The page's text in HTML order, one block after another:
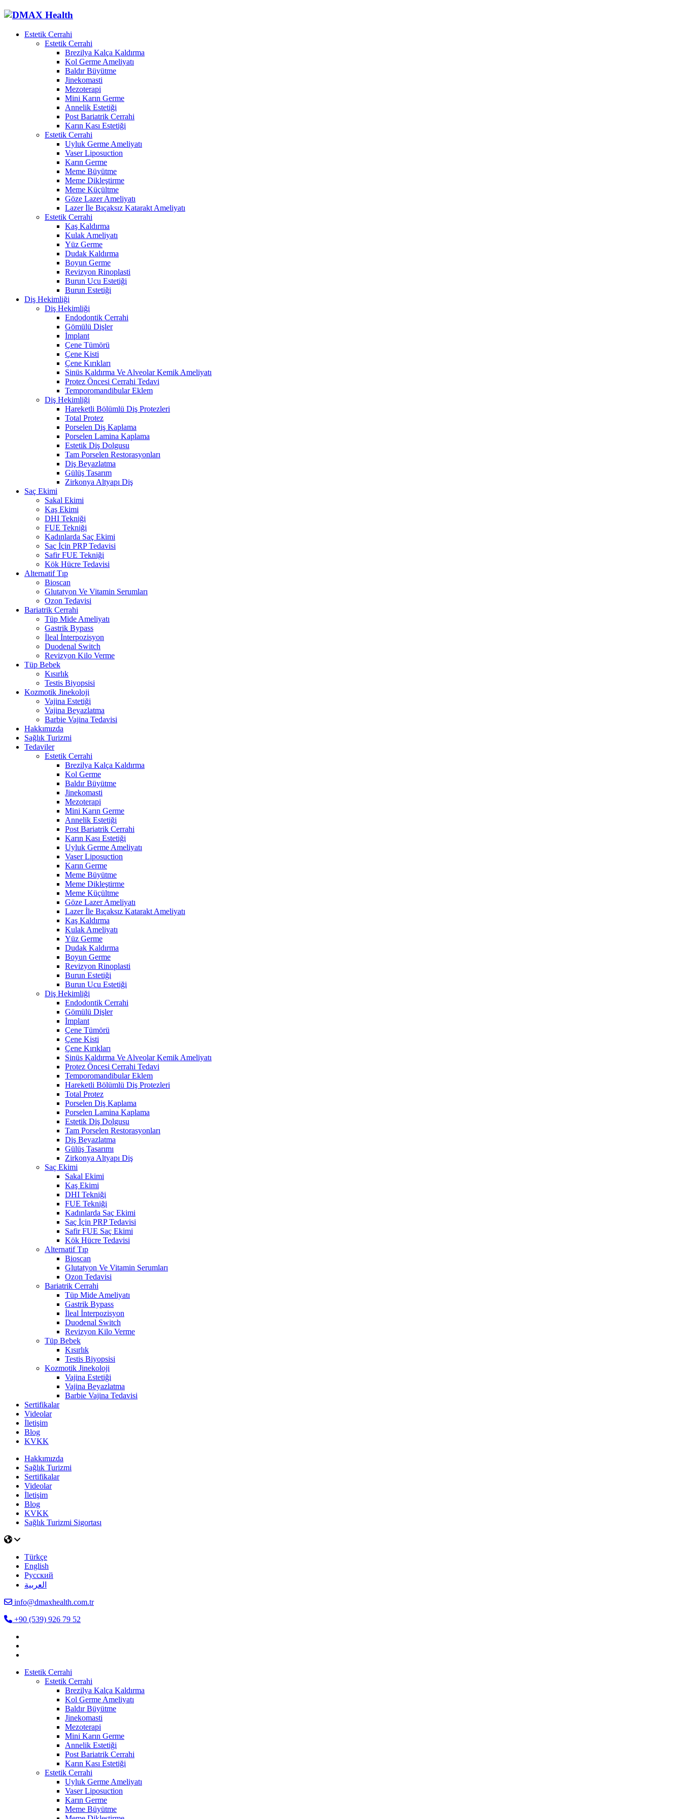
Estetik Cerrahi
Estetik Cerrahi
Brezilya Kalça Kaldırma
Kol Germe Ameliyatı
Baldır Büyütme
Jinekomasti
Mezoterapi
Mini Karın Germe
Annelik Estetiği
Post Bariatrik Cerrahi
Karın Kası Estetiği
Estetik Cerrahi
Uyluk Germe Ameliyatı
Vaser Liposuction
Karın Germe
Meme Büyütme
Meme Dikleştirme
Meme Küçültme
Göze Lazer Ameliyatı
Lazer İle Bıçaksız Katarakt Ameliyatı
Estetik Cerrahi
Kaş Kaldırma
Kulak Ameliyatı
Yüz Germe
Dudak Kaldırma
Boyun Germe
Revizyon Rinoplasti
Burun Ucu Estetiği
Burun Estetiği
Diş Hekimliği
Diş Hekimliği
Endodontik Cerrahi
Gömülü Dişler
İmplant
Çene Tümörü
Çene Kisti
Çene Kırıkları
Sinüs Kaldırma Ve Alveolar Kemik Ameliyatı
Protez Öncesi Cerrahi Tedavi
Temporomandibular Eklem
Diş Hekimliği
Hareketli Bölümlü Diş Protezleri
Total Protez
Porselen Diş Kaplama
Porselen Lamina Kaplama
Estetik Diş Dolgusu
Tam Porselen Restorasyonları
Diş Beyazlatma
Gülüş Tasarım
Zirkonya Altyapı Diş
Saç Ekimi
Sakal Ekimi
Kaş Ekimi
DHI Tekniği
FUE Tekniği
Kadınlarda Saç Ekimi
Saç İçin PRP Tedavisi
Safir FUE Tekniği
Kök Hücre Tedavisi
Alternatif Tıp
Bioscan
Glutatyon Ve Vitamin Serumları
Ozon Tedavisi
Bariatrik Cerrahi
Tüp Mide Ameliyatı
Gastrik Bypass
İleal İnterpozisyon
Duodenal Switch
Revizyon Kilo Verme
Tüp Bebek
Kısırlık
Testis Biyopsisi
Kozmotik Jinekoloji
Vajina Estetiği
Vajina Beyazlatma
Barbie Vajina Tedavisi
Hakkımızda
Sağlık Turizmi
Tedaviler
Estetik Cerrahi
Brezilya Kalça Kaldırma
Kol Germe
Baldır Büyütme
Jinekomasti
Mezoterapi
Mini Karın Germe
Annelik Estetiği
Post Bariatrik Cerrahi
Karın Kası Estetiği
Uyluk Germe Ameliyatı
Vaser Liposuction
Karın Germe
Meme Büyütme
Meme Dikleştirme
Meme Küçültme
Göze Lazer Ameliyatı
Lazer İle Bıçaksız Katarakt Ameliyatı
Kaş Kaldırma
Kulak Ameliyatı
Yüz Germe
Dudak Kaldırma
Boyun Germe
Revizyon Rinoplasti
Burun Estetiği
Burun Ucu Estetiği
Diş Hekimliği
Endodontik Cerrahi
Gömülü Dişler
İmplant
Çene Tümörü
Çene Kisti
Çene Kırıkları
Sinüs Kaldırma Ve Alveolar Kemik Ameliyatı
Protez Öncesi Cerrahi Tedavi
Temporomandibular Eklem
Hareketli Bölümlü Diş Protezleri
Total Protez
Porselen Diş Kaplama
Porselen Lamina Kaplama
Estetik Diş Dolgusu
Tam Porselen Restorasyonları
Diş Beyazlatma
Gülüş Tasarımı
Zirkonya Altyapı Diş
Saç Ekimi
Sakal Ekimi
Kaş Ekimi
DHI Tekniği
FUE Tekniği
Kadınlarda Saç Ekimi
Saç İçin PRP Tedavisi
Safir FUE Saç Ekimi
Kök Hücre Tedavisi
Alternatif Tıp
Bioscan
Glutatyon Ve Vitamin Serumları
Ozon Tedavisi
Bariatrik Cerrahi
Tüp Mide Ameliyatı
Gastrik Bypass
İleal İnterpozisyon
Duodenal Switch
Revizyon Kilo Verme
Tüp Bebek
Kısırlık
Testis Biyopsisi
Kozmotik Jinekoloji
Vajina Estetiği
Vajina Beyazlatma
Barbie Vajina Tedavisi
Sertifikalar
Videolar
İletişim
Blog
KVKK
Hakkımızda
Sağlık Turizmi
Sertifikalar
Videolar
İletişim
Blog
KVKK
Sağlık Turizmi Sigortası
Türkçe
English
Русский
العربية
info@dmaxhealth.com.tr
+90 (539) 926 79 52
Estetik Cerrahi
Estetik Cerrahi
Brezilya Kalça Kaldırma
Kol Germe Ameliyatı
Baldır Büyütme
Jinekomasti
Mezoterapi
Mini Karın Germe
Annelik Estetiği
Post Bariatrik Cerrahi
Karın Kası Estetiği
Estetik Cerrahi
Uyluk Germe Ameliyatı
Vaser Liposuction
Karın Germe
Meme Büyütme